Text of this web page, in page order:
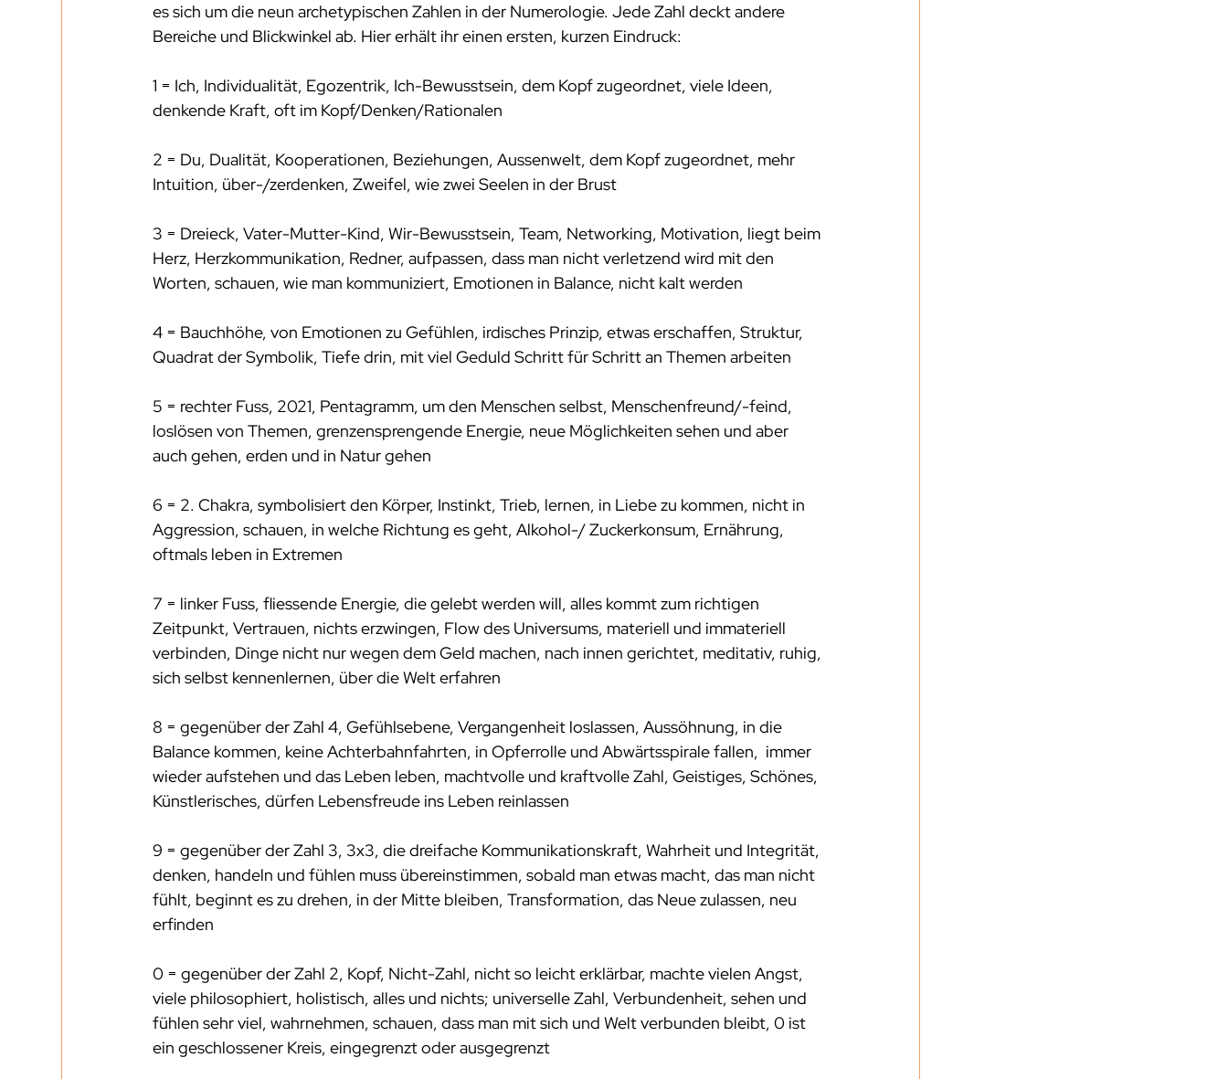
es sich um die neun archetypischen Zahlen in der Numerologie. Jede Zahl deckt andere
Bereiche und Blickwinkel ab. Hier erhält ihr einen ersten, kurzen Eindruck:
1 = Ich, Individualität, Egozentrik, Ich-Bewusstsein, dem Kopf zugeordnet, viele Ideen,
denkende Kraft, oft im Kopf/Denken/Rationalen
2 = Du, Dualität, Kooperationen, Beziehungen, Aussenwelt, dem Kopf zugeordnet, mehr
Intuition, über-/zerdenken, Zweifel, wie zwei Seelen in der Brust
3 = Dreieck, Vater-Mutter-Kind, Wir-Bewusstsein, Team, Networking, Motivation, liegt beim
Herz, Herzkommunikation, Redner, aufpassen, dass man nicht verletzend wird mit den
Worten, schauen, wie man kommuniziert, Emotionen in Balance, nicht kalt werden
4 = Bauchhöhe, von Emotionen zu Gefühlen, irdisches Prinzip, etwas erschaffen, Struktur,
Quadrat der Symbolik, Tiefe drin, mit viel Geduld Schritt für Schritt an Themen arbeiten
5 = rechter Fuss, 2021, Pentagramm, um den Menschen selbst, Menschenfreund/-feind,
loslösen von Themen, grenzensprengende Energie, neue Möglichkeiten sehen und aber
auch gehen, erden und in Natur gehen
6 = 2. Chakra, symbolisiert den Körper, Instinkt, Trieb, lernen, in Liebe zu kommen, nicht in
Aggression, schauen, in welche Richtung es geht, Alkohol-/ Zuckerkonsum, Ernährung,
oftmals leben in Extremen
7 = linker Fuss, fliessende Energie, die gelebt werden will, alles kommt zum richtigen
Zeitpunkt, Vertrauen, nichts erzwingen, Flow des Universums, materiell und immateriell
verbinden, Dinge nicht nur wegen dem Geld machen, nach innen gerichtet, meditativ, ruhig,
sich selbst kennenlernen, über die Welt erfahren
8 = gegenüber der Zahl 4, Gefühlsebene, Vergangenheit loslassen, Aussöhnung, in die
Balance kommen, keine Achterbahnfahrten, in Opferrolle und Abwärtsspirale fallen,  immer
wieder aufstehen und das Leben leben, machtvolle und kraftvolle Zahl, Geistiges, Schönes,
Künstlerisches, dürfen Lebensfreude ins Leben reinlassen
9 = gegenüber der Zahl 3, 3x3, die dreifache Kommunikationskraft, Wahrheit und Integrität,
denken, handeln und fühlen muss übereinstimmen, sobald man etwas macht, das man nicht
fühlt, beginnt es zu drehen, in der Mitte bleiben, Transformation, das Neue zulassen, neu
erfinden
0 = gegenüber der Zahl 2, Kopf, Nicht-Zahl, nicht so leicht erklärbar, machte vielen Angst,
viele philosophiert, holistisch, alles und nichts; universelle Zahl, Verbundenheit, sehen und
fühlen sehr viel, wahrnehmen, schauen, dass man mit sich und Welt verbunden bleibt, 0 ist
ein geschlossener Kreis, eingegrenzt oder ausgegrenzt